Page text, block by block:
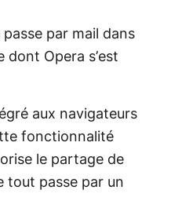
passe par mail dans
dont Opera s’est
aux navigateurs
fonctionnalité
le partage de
tout passe par un